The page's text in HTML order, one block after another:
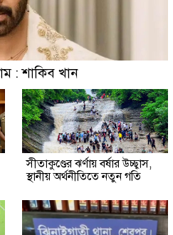
: শাকিব খান
সীতাকুণ্ডের ঝর্ণায় বর্ষার উচ্ছ্বাস,
স্থানীয় অর্থনীতিতে নতুন গতি